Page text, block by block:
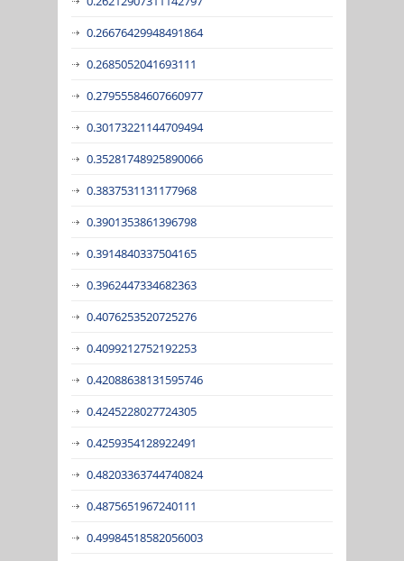
0.26676429948491864
0.2685052041693111
0.27955584607660977
0.30173221144709494
0.35281748925890066
0.3837531131177968
0.3901353861396798
0.3914840337504165
0.3962447334682363
0.4076253520725276
0.4099212752192253
0.42088638131595746
0.4245228027724305
0.4259354128922491
0.48203363744740824
0.4875651967240111
0.49984518582056003